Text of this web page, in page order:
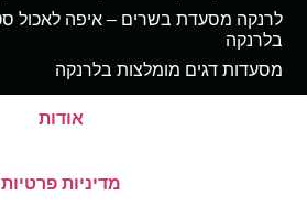
לרנקה מסעדת בשרים – איפה לאכול
בלרנקה
מסעדות דגים מומלצות בלרנקה
אודות
מדיניות פרטיות